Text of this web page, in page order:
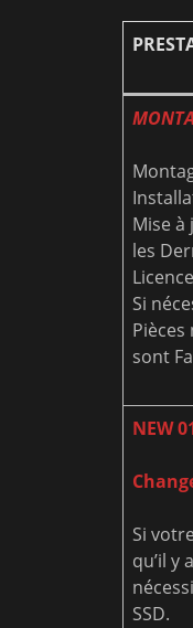
Mise
les
Si
sont
NEW
Si
qu’il y
SSD.